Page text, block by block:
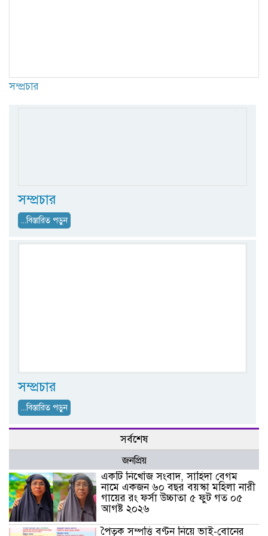
সম্প্রচার
সম্প্রচার
...বিস্তারিত পড়ুন
সম্প্রচার
...বিস্তারিত পড়ুন
সর্বশেষ
জনপ্রিয়
একটি নিখোঁজ সংবাদ, সাহিদা বেগম
নামে একজন ৬০ বছর বয়স্কা মহিলা নারী
গায়ের রং ফর্সা উচ্চাতা ৫ ফুট গত ০৫
আগষ্ট ২০২৬
পৈতৃক সম্পত্তি বণ্টন নিয়ে ভাই-বোনের